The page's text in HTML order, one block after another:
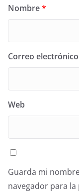
Nombre*
Correo electrónico
Web
Guarda mi
navegador para